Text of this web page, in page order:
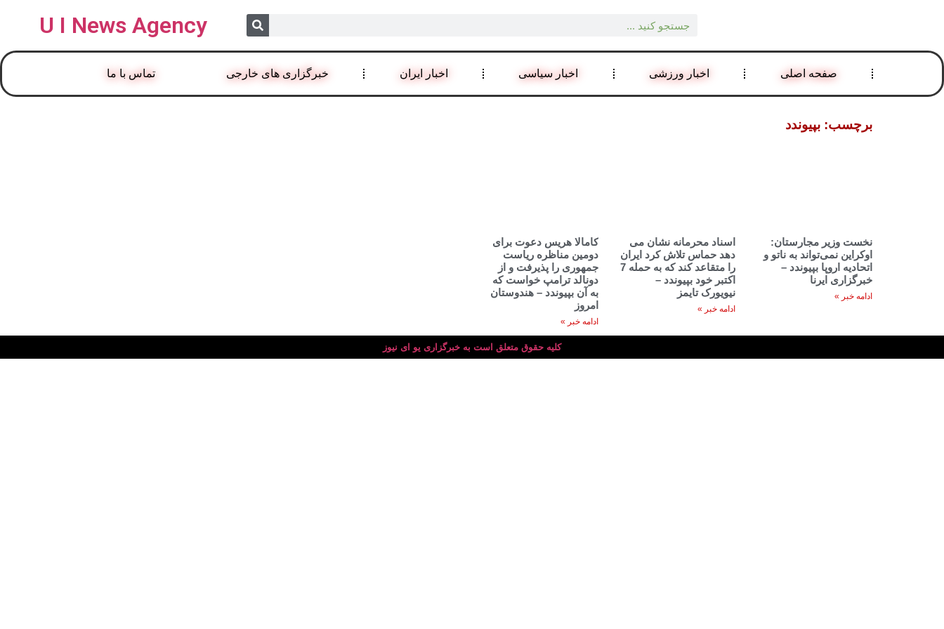
U I News Agency
صفحه اصلی اخبار ورزشی اخبار سیاسی اخبار ایران خبرگزاری های خارجی تماس با ما
برچسب: بپیوندد
نخست وزیر مجارستان:
اوکراین نمی‌تواند به ناتو و
اتحادیه اروپا بپیوندد –
خبرگزاری ایرنا
ادامه خبر »
اسناد محرمانه نشان می
دهد حماس تلاش کرد ایران
را متقاعد کند که به حمله 7
اکتبر خود بپیوندد –
نیویورک تایمز
ادامه خبر »
کامالا هریس دعوت برای
دومین مناظره ریاست
جمهوری را پذیرفت و از
دونالد ترامپ خواست که
به آن بپیوندد – هندوستان
امروز
ادامه خبر »
کلیه حقوق متعلق است به خبرگزاری یو ای نیوز